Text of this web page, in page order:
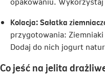
Kolacja: Sałatka
przygotowania: Ziemniaki
Dodaj do nich jogurt
Co jeść na jelita